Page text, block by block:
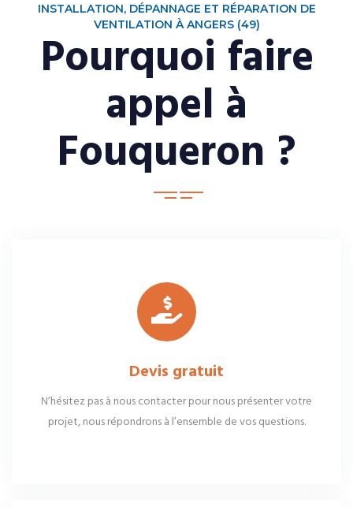
INSTALLATION, DÉPANNAGE ET RÉPARATION DE
VENTILATION À ANGERS (49)
Pourquoi faire
appel à
Fouqueron ?
Devis gratuit
N’hésitez pas à nous contacter pour nous présenter votre
projet, nous répondrons à l’ensemble de vos questions.